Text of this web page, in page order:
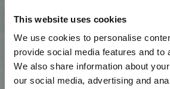
This website uses cookies
We use cookies to personalise
provide social media features and to
We also share information about
our social media, advertising and